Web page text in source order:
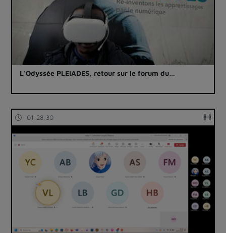
L'Odyssée PLEIADES, retour sur le forum du…
01:28:30